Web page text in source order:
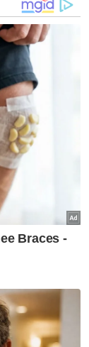
sedang
serta
dan